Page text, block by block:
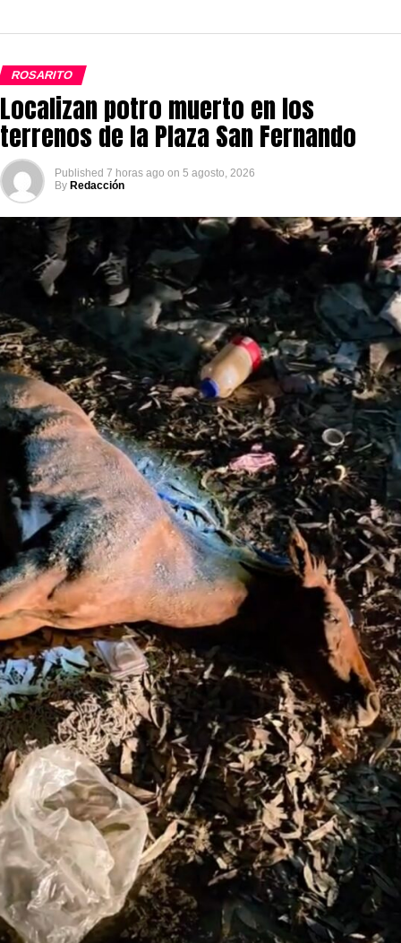
ROSARITO
Localizan potro muerto en los
terrenos de la Plaza San Fernando
Published 7 horas ago on 5 agosto, 2026
By Redacción